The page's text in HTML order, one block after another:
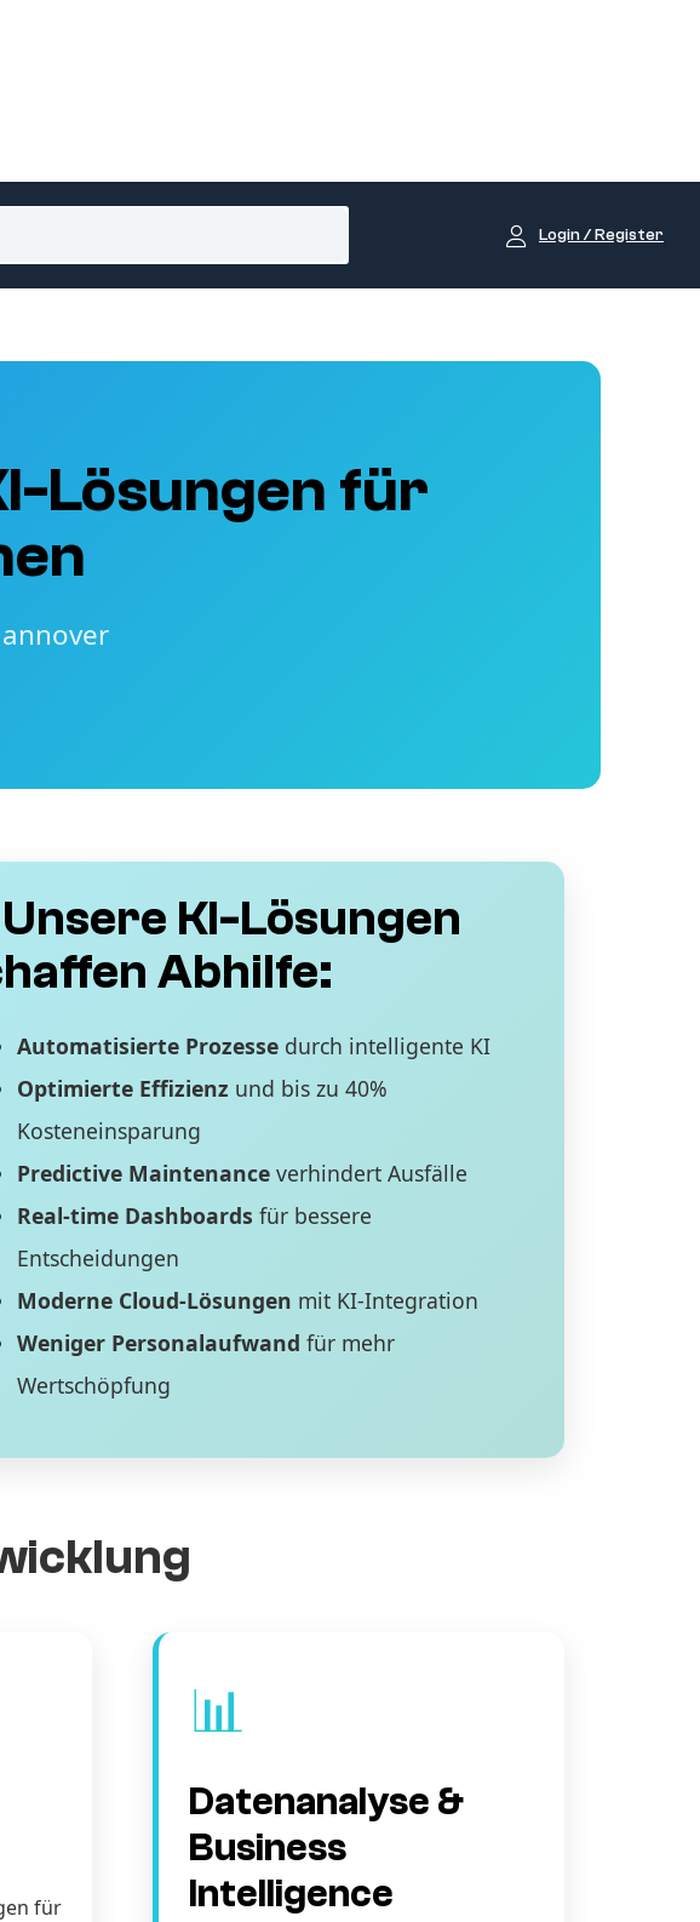
Login / Register
Lösungen für
Unsere KI-Lösungen
Abhilfe:
Automatisierte Prozessedurch intelligente KI
Optimierte Effizienz und bis zu 40%
Kosteneinsparung
Predictive Maintenanceverhindert Ausfälle
Real-time Dashboards für bessere
Entscheidungen
Moderne Cloud-Lösungen mit KI-Integration
Weniger Personalaufwand für mehr
Wertschöpfung
für
📊
Datenanalyse &
Business
Intelligence